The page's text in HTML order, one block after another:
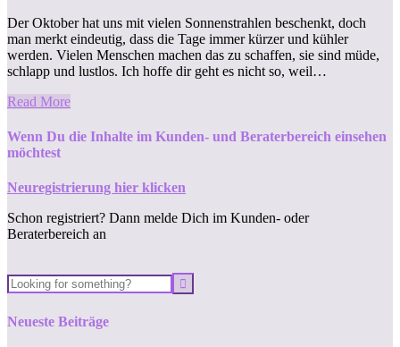
Der Oktober hat uns mit vielen Sonnenstrahlen beschenkt, doch
man merkt eindeutig, dass die Tage immer kürzer und kühler
werden. Vielen Menschen machen das zu schaffen, sie sind müde,
schlapp und lustlos. Ich hoffe dir geht es nicht so, weil…
Read More
Wenn Du die Inhalte im Kunden- und Beraterbereich einsehen
möchtest
Neuregistrierung hier klicken
Schon registriert? Dann melde Dich im Kunden- oder
Beraterbereich an
Neueste Beiträge